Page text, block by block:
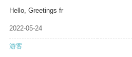
Hello, Greetings fr
2022-05-24
游客